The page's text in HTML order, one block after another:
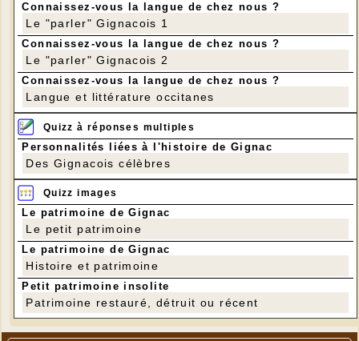
Connaissez-vous la langue de chez nous ?
Le "parler" Gignacois 1
Connaissez-vous la langue de chez nous ?
Le "parler" Gignacois 2
Connaissez-vous la langue de chez nous ?
Langue et littérature occitanes
Quizz à réponses multiples
Personnalités liées à l'histoire de Gignac
Des Gignacois célèbres
Quizz images
Le patrimoine de Gignac
Le petit patrimoine
Le patrimoine de Gignac
Histoire et patrimoine
Petit patrimoine insolite
Patrimoine restauré, détruit ou récent